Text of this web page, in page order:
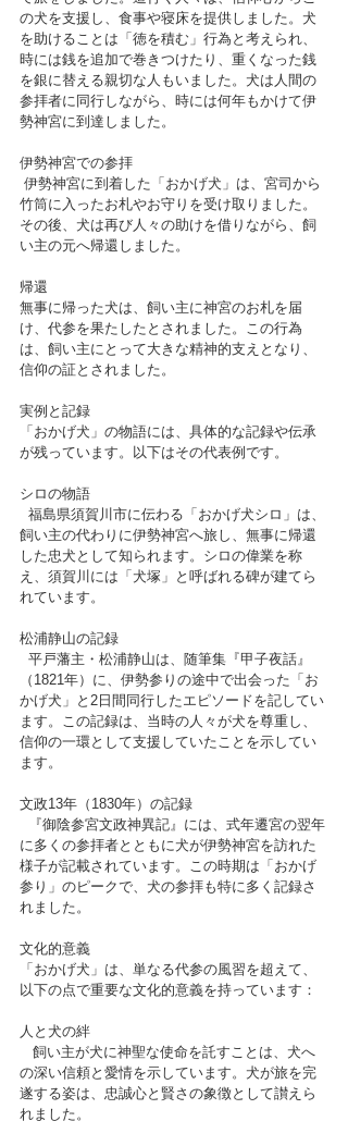
の犬を支援し、食事や寝床を提供しました。犬
を助けることは「徳を積む」行為と考えられ、
時には銭を追加で巻きつけたり、重くなった銭
を銀に替える親切な人もいました。犬は人間の
参拝者に同行しながら、時には何年もかけて伊
勢神宮に到達しました。
伊勢神宮での参拝
竹筒に入ったお札やお守りを受け取りました。
その後、犬は再び人々の助けを借りながら、飼
い主の元へ帰還しました。
帰還
無事に帰った犬は、飼い主に神宮のお札を届
け、代参を果たしたとされました。この行為
は、飼い主にとって大きな精神的支えとなり、
信仰の証とされました。
実例と記録
「おかげ犬」の物語には、具体的な記録や伝承
が残っています。以下はその代表例です。
シロの物語
飼い主の代わりに伊勢神宮へ旅し、無事に帰還
した忠犬として知られます。シロの偉業を称
え、須賀川には「犬塚」と呼ばれる碑が建てら
れています。
松浦静山の記録
（1821年）に、伊勢参りの途中で出会った「お
かげ犬」と2日間同行したエピソードを記してい
ます。この記録は、当時の人々が犬を尊重し、
信仰の一環として支援していたことを示してい
ます。
文政13年（1830年）の記録
に多くの参拝者とともに犬が伊勢神宮を訪れた
様子が記載されています。この時期は「おかげ
参り」のピークで、犬の参拝も特に多く記録さ
れました。
文化的意義
「おかげ犬」は、単なる代参の風習を超えて、
以下の点で重要な文化的意義を持っています：
人と犬の絆
の深い信頼と愛情を示しています。犬が旅を完
遂する姿は、忠誠心と賢さの象徴として讃えら
れました。